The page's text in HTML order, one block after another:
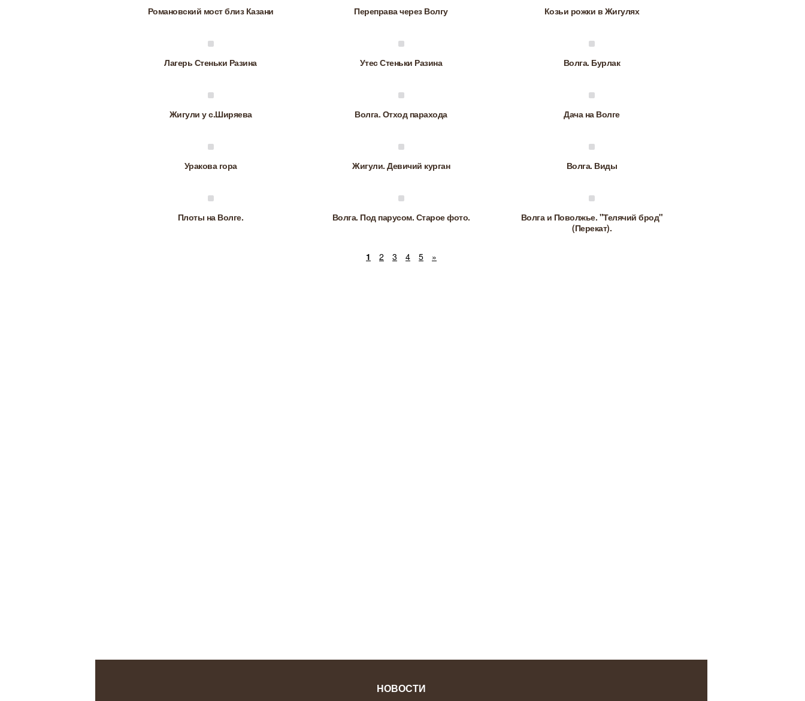
Романовский мост близ Казани Переправа через Волгу Козьи рожки в Жигулях
Лагерь Стеньки Разина Утес Стеньки Разина Волга. Бурлак
Жигули у с.Ширяева Волга. Отход парахода Дача на Волге
Уракова гора Жигули. Девичий курган Волга. Виды
Плоты на Волге. Волга. Под парусом. Старое фото.
Волга и Поволжье. "Телячий брод"
(Перекат).
1 2 3 4 5 »
НОВОСТИ